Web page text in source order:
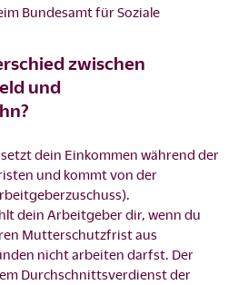
Bundesamt für Soziale
zwischen
und
dein Einkommen während der
und kommt von der
dein Arbeitgeber dir, wenn du
Mutterschutzfrist aus
nicht arbeiten darfst. Der
Durchschnittsverdienst der